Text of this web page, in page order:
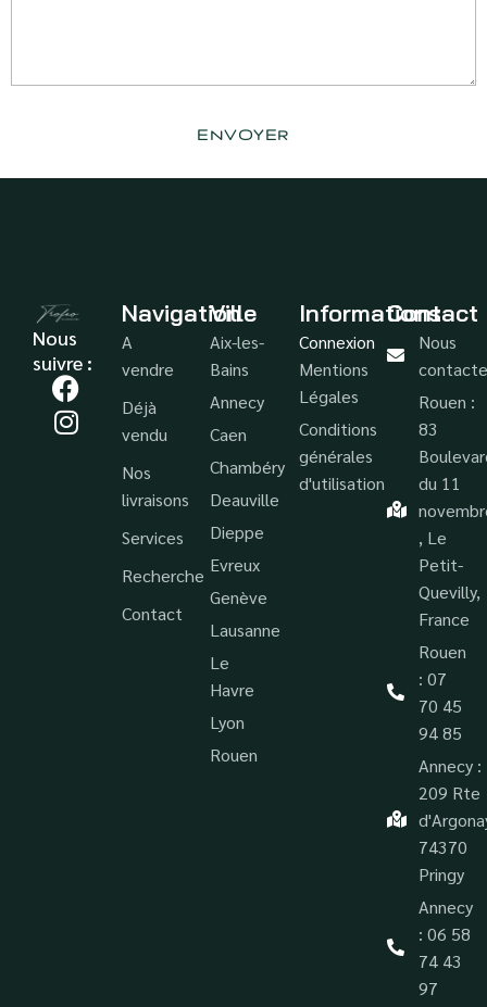
Nous
suivre :
Navigation
A
vendre
Déjà
vendu
Nos
livraisons
Services
Recherche
Contact
Ville
Aix-les-
Bains
Annecy
Caen
Chambéry
Deauville
Dieppe
Evreux
Genève
Lausanne
Le
Havre
Lyon
Rouen
Informations
Connexion
Mentions
Légales
Conditions
générales
d'utilisation
Contact
Nous
Rouen :
83
du 11
, Le
Petit-
Quevilly,
France
Rouen
: 07
70 45
94 85
Annecy :
209 Rte
74370
Pringy
Annecy
: 06 58
74 43
97